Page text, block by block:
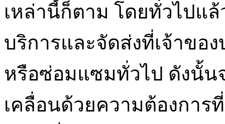
เหล่านี้ก็ตาม โดยทั่วไปแ
บริการและจัดส่งที่เจ้าขอ
หรือซ่อมแซมทั่วไป ดังนั้น
เคลื่อนด้วยความต้องกา